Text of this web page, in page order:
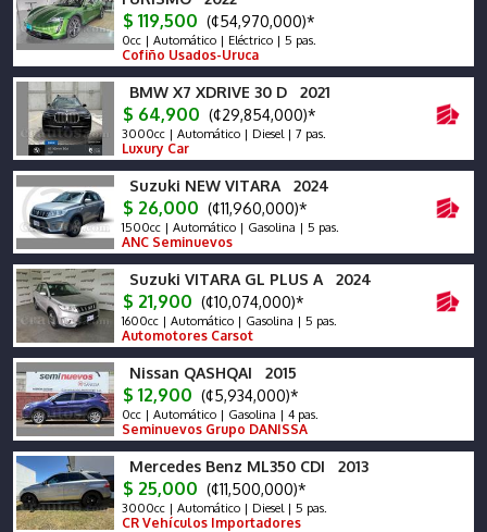
$ 119,500 (¢54,970,000)*
0cc | Automático | Eléctrico | 5 pas.
Cofiño Usados-Uruca
BMW X7 XDRIVE 30 D 2021
$ 64,900 (¢29,854,000)*
3000cc | Automático | Diesel | 7 pas.
Luxury Car
Suzuki NEW VITARA 2024
$ 26,000 (¢11,960,000)*
1500cc | Automático | Gasolina | 5 pas.
ANC Seminuevos
Suzuki VITARA GL PLUS A 2024
$ 21,900 (¢10,074,000)*
1600cc | Automático | Gasolina | 5 pas.
Automotores Carsot
Nissan QASHQAI 2015
$ 12,900 (¢5,934,000)*
0cc | Automático | Gasolina | 4 pas.
Seminuevos Grupo DANISSA
Mercedes Benz ML350 CDI 2013
$ 25,000 (¢11,500,000)*
3000cc | Automático | Diesel | 5 pas.
CR Vehículos Importadores